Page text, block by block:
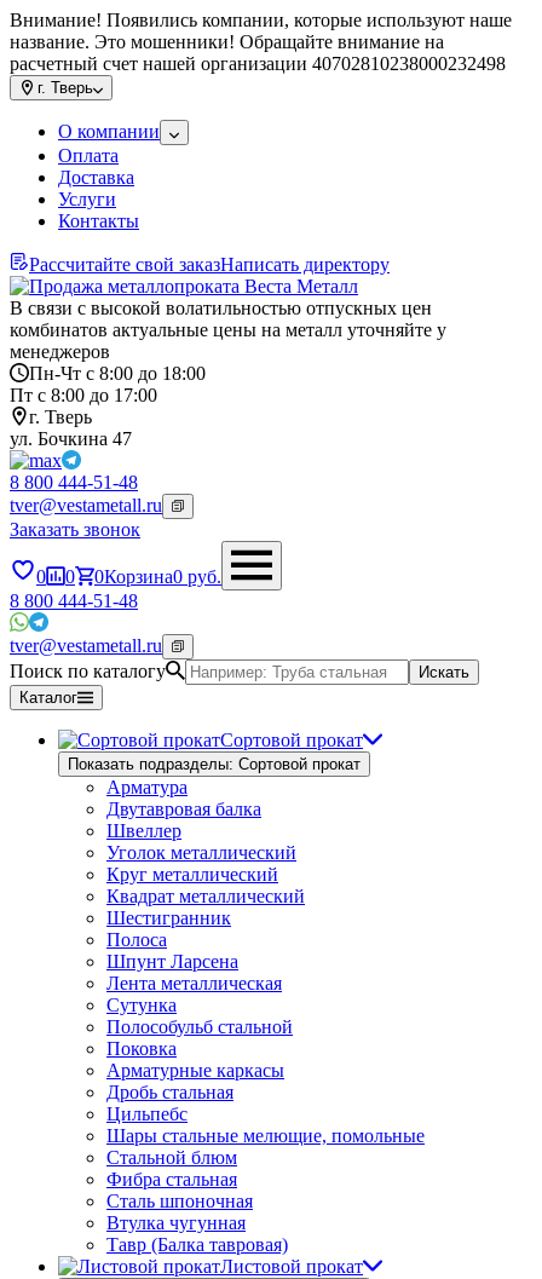
Внимание! Появились компании, которые используют наше
название. Это мошенники! Обращайте внимание на
расчетный счет нашей организации 40702810238000232498
г. Тверь
О компании
Оплата
Доставка
Услуги
Контакты
Рассчитайте свой заказНаписать директору
В связи с высокой волатильностью отпускных цен
комбинатов актуальные цены на металл уточняйте у
менеджеров
Пн-Чт с 8:00 до 18:00
Пт с 8:00 до 17:00
г. Тверь
ул. Бочкина 47
8 800 444-51-48
tver@vestametall.ru
Заказать звонок
0 0 0Корзина0 руб.
8 800 444-51-48
tver@vestametall.ru
Поиск по каталогу
Искать
Каталог
Сортовой прокат
Показать подразделы: Сортовой прокат
Арматура
Двутавровая балка
Швеллер
Уголок металлический
Круг металлический
Квадрат металлический
Шестигранник
Полоса
Шпунт Ларсена
Лента металлическая
Сутунка
Полособульб стальной
Поковка
Арматурные каркасы
Дробь стальная
Цильпебс
Шары стальные мелющие, помольные
Стальной блюм
Фибра стальная
Сталь шпоночная
Втулка чугунная
Тавр (Балка тавровая)
Листовой прокат